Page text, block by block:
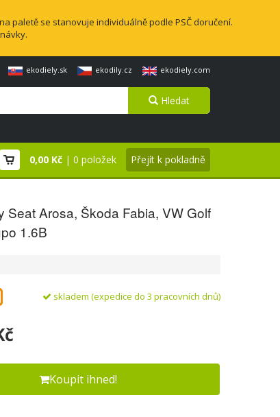
paletě se stanovuje individuálně podle PSČ doručení.
ekodiely.sk ekodily.cz ekodiely.com
Hledat
0,00 Kč | 0 položek Přejít k pokladně
Seat Arosa, Škoda Fabia, VW Golf
1.6B
skladem (expedice do 3 pracovních dnů)
Koupit ihned!